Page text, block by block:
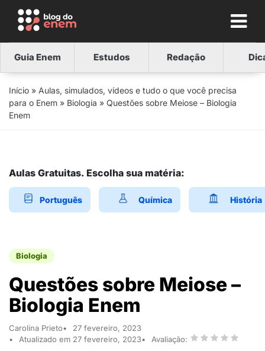
Guia Enem Estudos Redação
Início » Aulas, simulados, vídeos e tudo o que você precisa
para o Enem » Biologia » Questões sobre Meiose – Biologia
Enem
Aulas Gratuitas. Escolha sua matéria:
Português Química História
Biologia
Questões sobre Meiose –
Biologia Enem
Carolina Prieto
27 fevereiro, 2023
Atualizado em 27 fevereiro, 2023
Avaliação: